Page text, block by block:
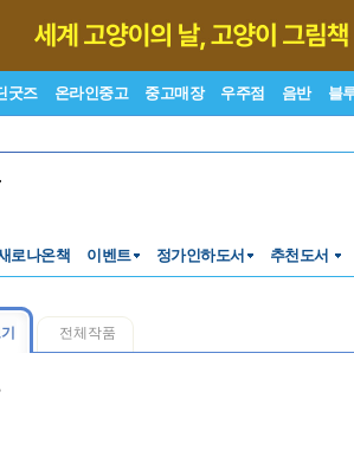
굿즈 온라인중고 중고매장 우주점 음반 블
로나온책 이벤트 정가인하도서 추천도서
전체작품